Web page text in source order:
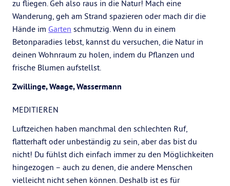
zu fliegen. Geh also raus in die Natur! Mach eine
Wanderung, geh am Strand spazieren oder mach dir die
Hände im Garten schmutzig. Wenn du in einem
Betonparadies lebst, kannst du versuchen, die Natur in
deinen Wohnraum zu holen, indem du Pflanzen und
frische Blumen aufstellst.
Zwillinge, Waage, Wassermann
MEDITIEREN
Luftzeichen haben manchmal den schlechten Ruf,
flatterhaft oder unbeständig zu sein, aber das bist du
nicht! Du fühlst dich einfach immer zu den Möglichkeiten
hingezogen – auch zu denen, die andere Menschen
vielleicht nicht sehen können. Deshalb ist es für